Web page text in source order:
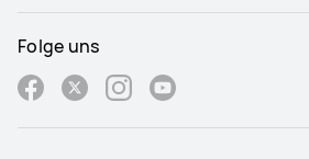
Folge uns